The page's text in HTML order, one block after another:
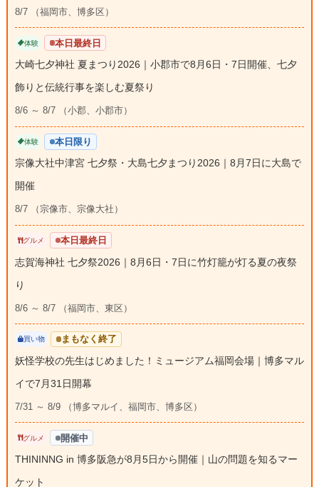
8/7 （福岡市、博多区）
体験 本日最終日
大崎七夕神社 夏まつり2026｜小郡市で8月6日・7日開催、七夕
飾りと伝統行事を楽しむ夏祭り
8/6 ～ 8/7 （小郡、小郡市）
体験 本日限り
宗像大社中津宮 七夕祭・大島七夕まつり2026｜8月7日に大島で
開催
8/7 （宗像市、宗像大社）
グルメ 本日最終日
志賀海神社 七夕祭2026｜8月6日・7日に竹灯籠が灯る夏の夜祭
り
8/6 ～ 8/7 （福岡市、東区）
買い物 まもなく終了
妖怪学校の先生はじめました！ミュージアム福岡会場｜博多マル
イで7月31日開幕
7/31 ～ 8/9 （博多マルイ、福岡市、博多区）
グルメ 開催中
THININNG in 博多阪急が8月5日から開催｜山の問題を知るマー
ケット